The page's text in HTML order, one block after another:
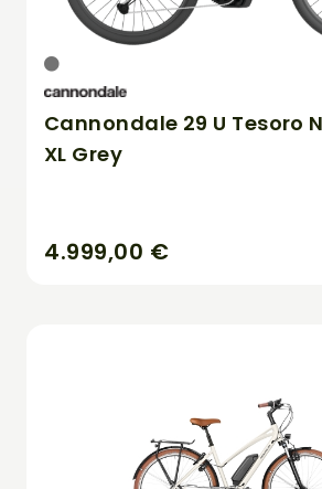
Cannondale 29 U Tesoro
XL Grey
4.999,00 €